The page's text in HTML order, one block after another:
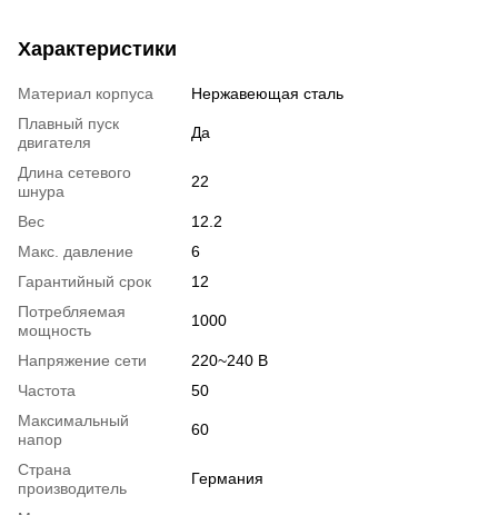
Характеристики
Материал корпуса
Нержавеющая сталь
Плавный пуск
двигателя
Да
Длина сетевого
шнура
22
Вес
12.2
Макс. давление
6
Гарантийный срок
12
Потребляемая
мощность
1000
Напряжение сети
220~240 В
Частота
50
Максимальный
напор
60
Страна
производитель
Германия